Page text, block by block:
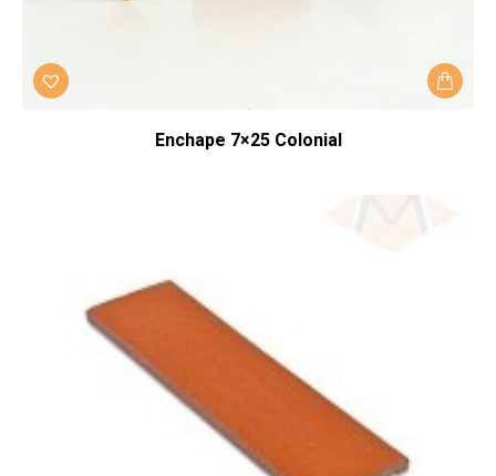
Enchape 7×25 Colonial